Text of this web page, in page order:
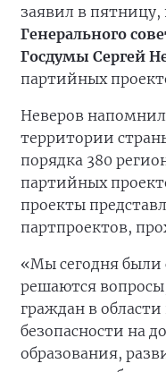
заявил в пятницу,
Генерального
Госдумы Сергей
партийных
Неверов
территории
порядка 380
партийных
проекты
партпроектов,
«Мы сегодня были
решаются
граждан в
безопасности на
образования,